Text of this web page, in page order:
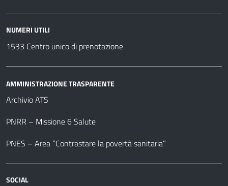
NUMERI UTILI
1533 Centro unico di prenotazione
AMMINISTRAZIONE TRASPARENTE
Archivio ATS
PNRR – Missione 6 Salute
PNES – Area “Contrastare la povertà sanitaria”
SOCIAL